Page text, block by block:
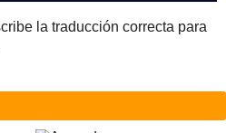
la traducción correcta para